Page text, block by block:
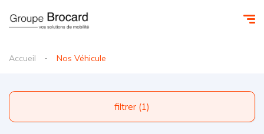
Accueil Nos Véhicule
filtrer (1)